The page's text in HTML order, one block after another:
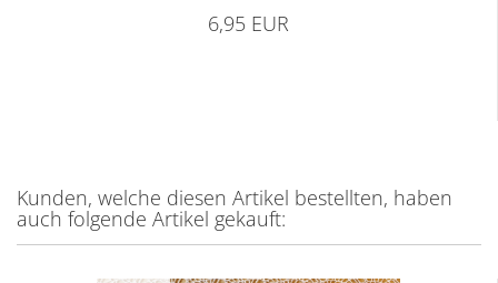
6,95 EUR
Kunden, welche diesen Artikel bestellten, haben
auch folgende Artikel gekauft: